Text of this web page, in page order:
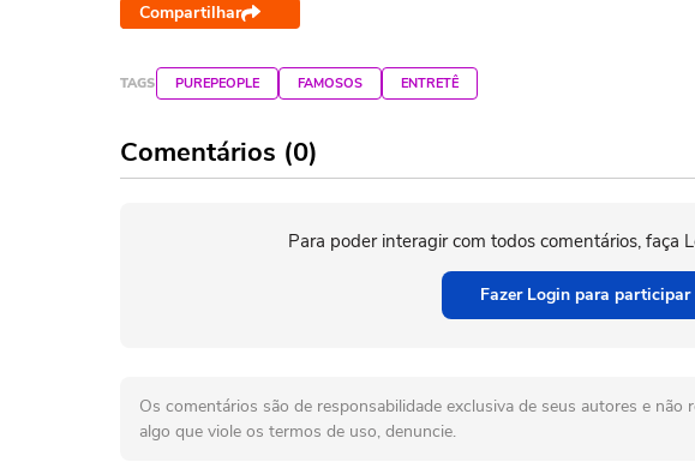
Compartilhar
TAGS PUREPEOPLE FAMOSOS ENTRETÊ
Comentários (0)
Para poder interagir com todos comentários, faça
Fazer Login para participar
Os comentários são de responsabilidade exclusiva de seus autores e não
algo que viole os termos de uso, denuncie.